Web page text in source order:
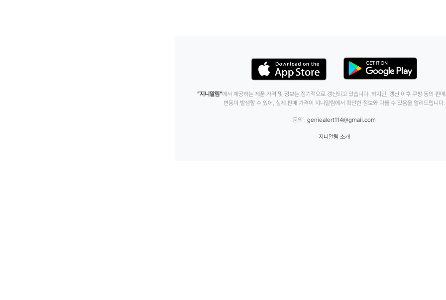
”지니알림”에서 제공하는 제품 가격 및 정보는 정기적으로 갱신되고 있습니다. 하지만, 갱신 이후 쿠팡 등의 판
변동이 발생할 수 있어, 실제 판매 가격이 지니알림에서 확인한 정보와 다를 수 있음을 알려드립니다.
문의 :geniealert114@gmail.com
지니알림 소개